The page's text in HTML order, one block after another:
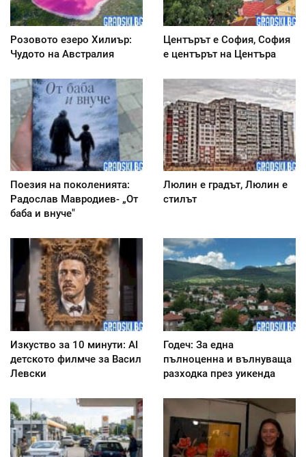
Розовото езеро Хилиър:
Чудото на Австралия
Центърът е София, София
е центърът на Центъра
Поезия на поколенията:
Радослав Мавродиев- „От
баба и внуче"
Люлин е градът, Люлин е
стилът
Изкуство за 10 минути: AI
детското филмче за Васил
Левски
Годеч: За една
пълноценна и вълнуваща
разходка през уикенда